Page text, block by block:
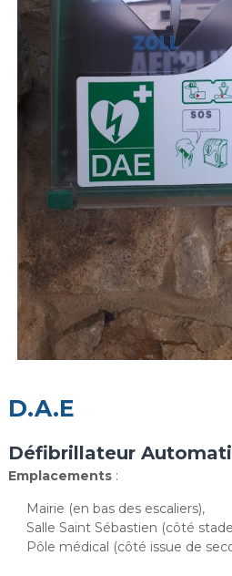
D.A.E
Défibrillateur
Emplacements :
Mairie (en bas des escaliers),
Salle Saint Sébastien (côté
Pôle médical (côté issue de